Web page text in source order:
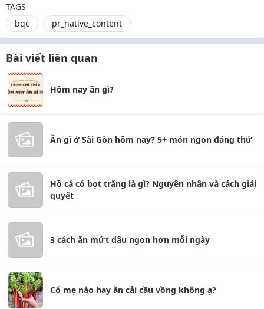
TAGS
bqc
pr_native_content
Bài viết liên quan
Hôm nay ăn gì?
Ăn gì ở Sài Gòn hôm nay? 5+ món ngon đáng thử
Hồ cá có bọt trắng là gì? Nguyên nhân và cách giải
quyết
3 cách ăn mứt dâu ngon hơn mỗi ngày
Có mẹ nào hay ăn cải cầu vồng không ạ?